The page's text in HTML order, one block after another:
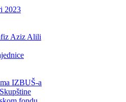
2023
Aziz Alili
IZBUŠ-a